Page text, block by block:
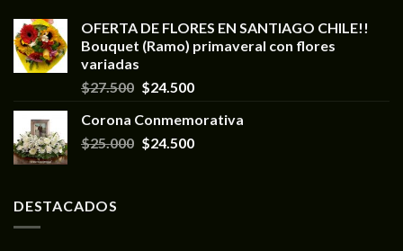
OFERTA DE FLORES EN SANTIAGO CHILE!!
Bouquet (Ramo) primaveral con flores
variadas
$27.500 $24.500
Corona Conmemorativa
$25.000 $24.500
DESTACADOS